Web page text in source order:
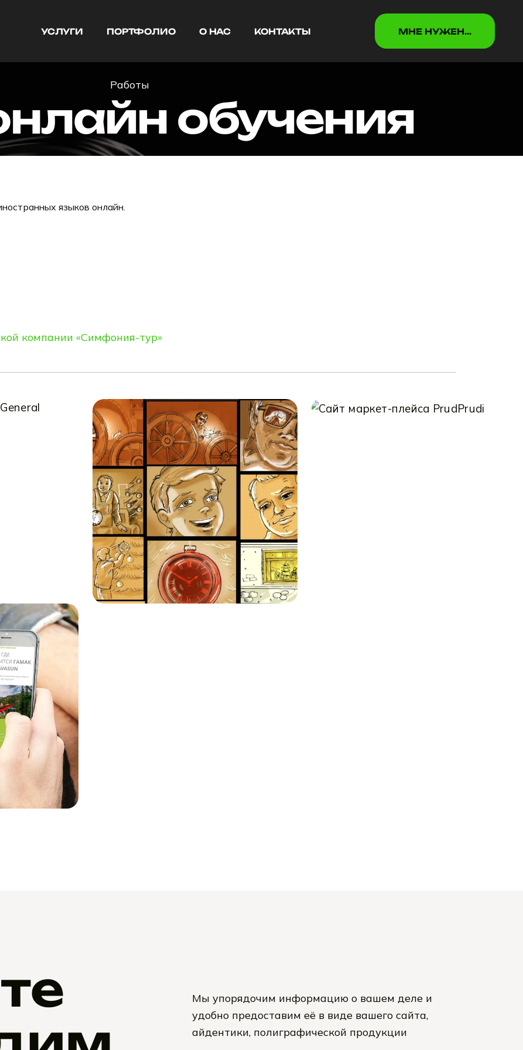
УСЛУГИ
ПОРТФОЛИО
О НАС
КОНТАКТЫ
МНЕ НУЖEН...
Работы
обучения
языков онлайн.
компании «Симфония-тур»
Мы упорядочим информацию о вашем деле и
удобно предоставим её в виде вашего сайта,
айдентики, полиграфической продукции